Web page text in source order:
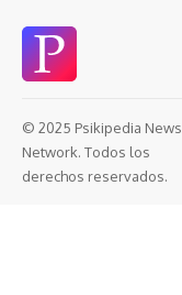
© 2025 Psikipedia News
Network. Todos los
derechos reservados.